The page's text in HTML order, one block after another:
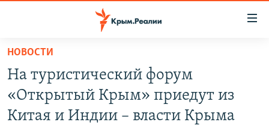
Вернуться
основному
содержанию
Вернутся
СПЕЦПРОЕКТЫ
ВОДА
НОВОСТИ
На туристический форум
«Открытый Крым» приедут из
Китая и Индии – власти Крыма